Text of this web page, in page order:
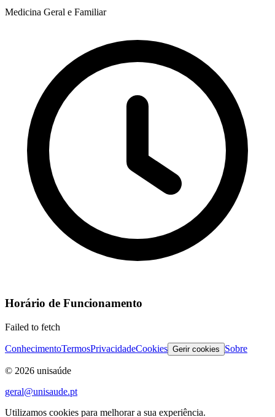
Medicina Geral e Familiar
Horário de Funcionamento
Failed to fetch
ConhecimentoTermosPrivacidadeCookies Gerir cookies Sobre
© 2026 unisaúde
geral@unisaude.pt
Utilizamos cookies para melhorar a sua experiência.